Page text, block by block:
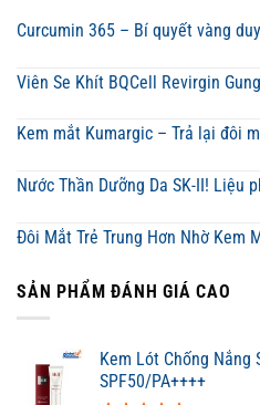
Curcumin 365 – Bí quyết vàng
Viên Se Khít BQCell Revirgin
Kem mắt Kumargic – Trả lại đôi
Nước Thần Dưỡng Da SK-II! Liệu
Đôi Mắt Trẻ Trung Hơn Nhờ Kem
SẢN PHẨM ĐÁNH GIÁ CAO
Kem Lót Chống Nắng
SPF50/PA++++